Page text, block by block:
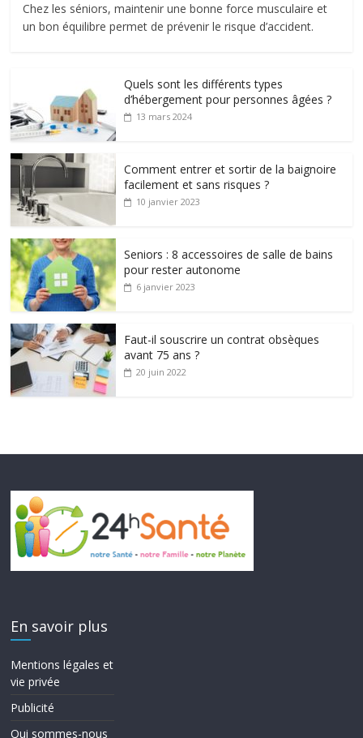
Chez les séniors, maintenir une bonne force musculaire et
un bon équilibre permet de prévenir le risque d’accident.
Quels sont les différents types
d’hébergement pour personnes âgées ?
13 mars 2024
Comment entrer et sortir de la baignoire
facilement et sans risques ?
10 janvier 2023
Seniors : 8 accessoires de salle de bains
pour rester autonome
6 janvier 2023
Faut-il souscrire un contrat obsèques
avant 75 ans ?
20 juin 2022
En savoir plus
Mentions légales et
vie privée
Publicité
Qui sommes-nous